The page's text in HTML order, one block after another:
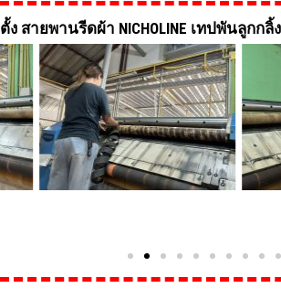
สายพานรีดผ้า NICHOLINE เทปพันลูกกลิ้